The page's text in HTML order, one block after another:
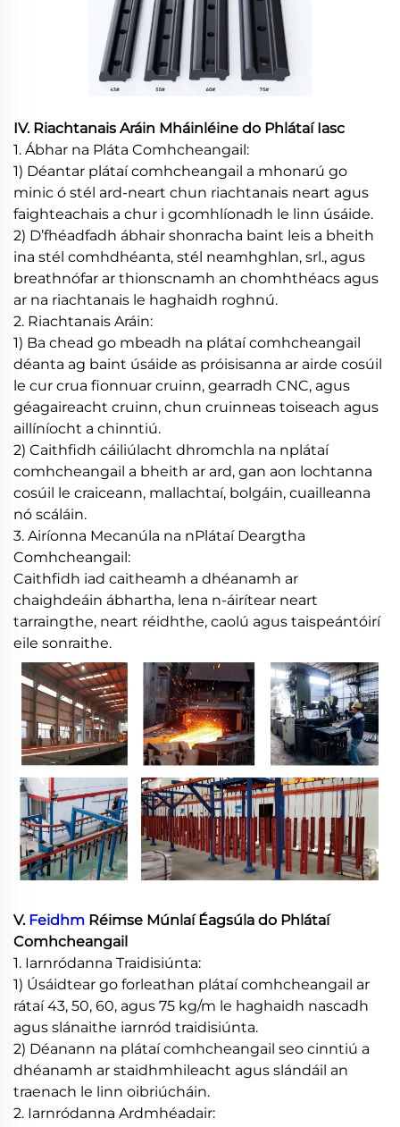
IV. Riachtanais Aráin Mháinléine do Phlátaí Iasc
1. Ábhar na Pláta Comhcheangail:
1) Déantar plátaí comhcheangail a mhonarú go
minic ó stél ard-neart chun riachtanais neart agus
faighteachais a chur i gcomhlíonadh le linn úsáide.
2) D’fhéadfadh ábhair shonracha baint leis a bheith
ina stél comhdhéanta, stél neamhghlan, srl., agus
breathnófar ar thionscnamh an chomhthéacs agus
ar na riachtanais le haghaidh roghnú.
2. Riachtanais Aráin:
1) Ba chead go mbeadh na plátaí comhcheangail
déanta ag baint úsáide as próisisanna ar airde cosúil
le cur crua fionnuar cruinn, gearradh CNC, agus
géagaireacht cruinn, chun cruinneas toiseach agus
aillíníocht a chinntiú.
2) Caithfidh cáiliúlacht dhromchla na nplátaí
comhcheangail a bheith ar ard, gan aon lochtanna
cosúil le craiceann, mallachtaí, bolgáin, cuailleanna
nó scáláin.
3. Airíonna Mecanúla na nPlátaí Deargtha
Comhcheangail:
Caithfidh iad caitheamh a dhéanamh ar
chaighdeáin ábhartha, lena n-áirítear neart
tarraingthe, neart réidhthe, caolú agus taispeántóirí
eile sonraithe.
V. Feidhm Réimse Múnlaí Éagsúla do Phlátaí
Comhcheangail
1. Iarnródanna Traidisiúnta:
1) Úsáidtear go forleathan plátaí comhcheangail ar
rátaí 43, 50, 60, agus 75 kg/m le haghaidh nascadh
agus slánaithe iarnród traidisiúnta.
2) Déanann na plátaí comhcheangail seo cinntiú a
dhéanamh ar staidhmhileacht agus slándáil an
traenach le linn oibriúcháin.
2. Iarnródanna Ardmhéadair: